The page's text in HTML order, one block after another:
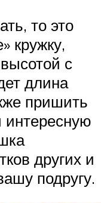
то это
кружку,
с
длина
пришить
интересную
других и
подругу.